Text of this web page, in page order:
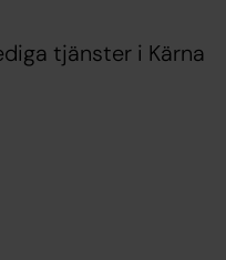
tjänster i Kärna